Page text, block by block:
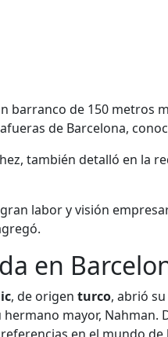
barranco de 150 metros
de Barcelona,
también detalló en la
labor y visión
en
, de origen turco, abrió
mayor, Nahman.